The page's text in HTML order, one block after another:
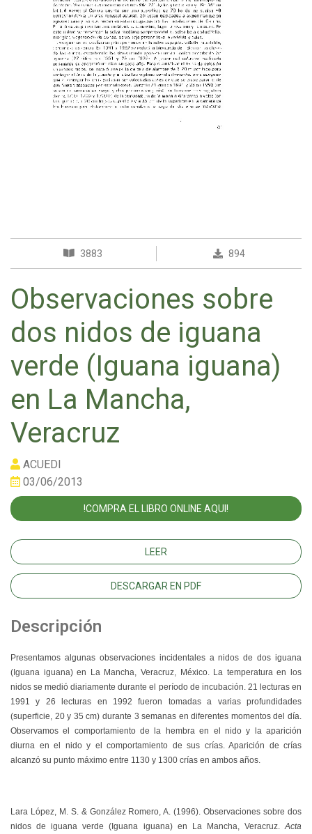
3883 894
Observaciones sobre
dos nidos de iguana
verde (Iguana iguana)
en La Mancha,
Veracruz
ACUEDI
03/06/2013
!COMPRA EL LIBRO ONLINE AQUI!
LEER
DESCARGAR EN PDF
Descripción
Presentamos algunas observaciones incidentales a nidos de dos iguana
(Iguana iguana) en La Mancha, Veracruz, México. La temperatura en los
nidos se medió diariamente durante el período de incubación. 21 lecturas en
1991 y 26 lecturas en 1992 fueron tomadas a varias profundidades
(superficie, 20 y 35 cm) durante 3 semanas en diferentes momentos del día.
Observamos el comportamiento de la hembra en el nido y la aparición
diurna en el nido y el comportamiento de sus crías. Aparición de crías
alcanzó su punto máximo entre 1130 y 1300 crías en ambos años.
Lara López, M. S. & González Romero, A.(1996). Observaciones sobre dos
nidos de iguana verde (Iguana iguana) en La Mancha, Veracruz.Acta